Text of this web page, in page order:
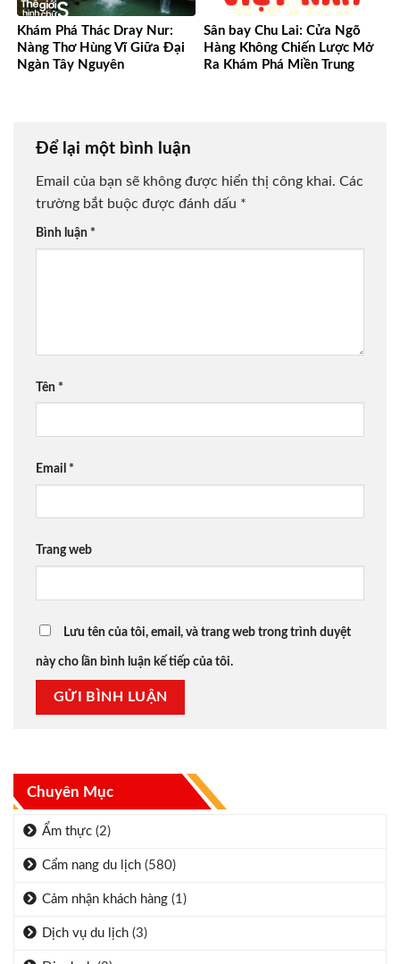
Chuyên Mục
Ẩm thực (2)
Cẩm nang du lịch (580)
Cảm nhận khách hàng (1)
Dịch vụ du lịch (3)
Khám Phá Thác Dray Nur:
Nàng Thơ Hùng Vĩ Giữa Đại
Ngàn Tây Nguyên
Sân bay Chu Lai: Cửa Ngõ
Hàng Không Chiến Lược Mở
Ra Khám Phá Miền Trung
Để lại một bình luận
Email của bạn sẽ không được hiển thị công khai. Các
trường bắt buộc được đánh dấu *
Bình luận *
Tên *
Email *
Trang web
Lưu tên của tôi, email, và trang web trong trình duyệt
này cho lần bình luận kế tiếp của tôi.